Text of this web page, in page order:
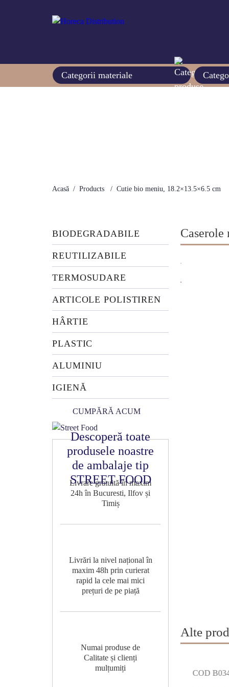
Categorii materiale
Acasă Products Cutie bio meniu, 18.2×13.5×6.5 cm
BIODEGRADABILE
REUTILIZABILE
TERMOSUDARE
ARTICOLE POLISTIREN
HÂRTIE
PLASTIC
ALUMINIU
IGIENĂ
Descoperă toate
produsele noastre
de ambalaje tip
STREET FOOD
CUMPĂRĂ ACUM
Livrare gratuită în maxim
24h în Bucuresti, Ilfov și
Timiș
Livrări la nivel național în
maxim 48h prin curierat
rapid la cele mai mici
prețuri de pe piață
Numai produse de
Calitate și clienți
mulțumiți
Caserole
Alte
COD B001 COD